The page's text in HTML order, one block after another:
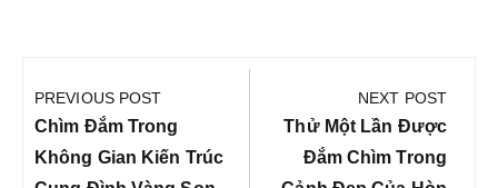
hướng
bài
viết
PREVIOUS POST
Previous
Post:
Chìm Đắm Trong
Không Gian Kiến Trúc
NEXT POST
Next
Post:
Thử Một Lần Được
Đắm Chìm Trong